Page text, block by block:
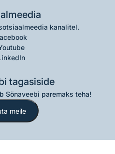
kanalitel.
tagasiside
Sõnaveebi paremaks teha!
meile